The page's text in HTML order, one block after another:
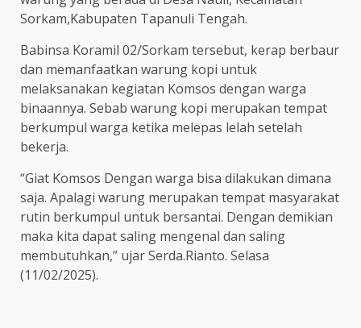
Sorkam,Kabupaten Tapanuli Tengah.
Babinsa Koramil 02/Sorkam tersebut, kerap berbaur
dan memanfaatkan warung kopi untuk
melaksanakan kegiatan Komsos dengan warga
binaannya. Sebab warung kopi merupakan tempat
berkumpul warga ketika melepas lelah setelah
bekerja.
“Giat Komsos Dengan warga bisa dilakukan dimana
saja. Apalagi warung merupakan tempat masyarakat
rutin berkumpul untuk bersantai. Dengan demikian
maka kita dapat saling mengenal dan saling
membutuhkan,” ujar Serda.Rianto. Selasa
(11/02/2025).